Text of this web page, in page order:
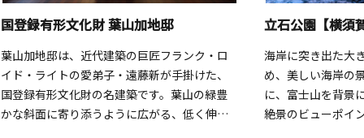
る、特別な1日を過
国登録有形文化財 葉山加地邸
葉山加地邸は、近代建築の巨匠フランク・ロ
イド・ライトの愛弟子・遠藤新が手掛けた、
国登録有形文化財の名建築です。葉山の緑豊
かな斜面に寄り添うように広がる、低く伸び
立石公園【横須
海岸に突き出た大
め、美しい海岸の
に、富士山を背景
絶景のビューポイ